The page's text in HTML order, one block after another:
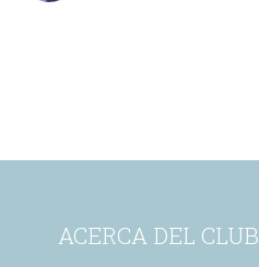
ACERCA DEL CLUB